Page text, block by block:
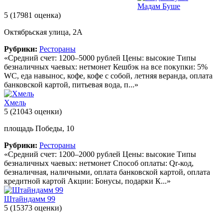
Мадам Буше
5 (17981 оценка)
Октябрьская улица, 2А
Рубрики: Рестораны
«Средний счет: 1200–5000 рублей Цены: высокие Типы
безналичных чаевых: нетмонет Кешбэк на все покупки: 5%
WC, еда навынос, кофе, кофе с собой, летняя веранда, оплата
банковской картой, питьевая вода, п...»
Хмель
5 (21043 оценки)
площадь Победы, 10
Рубрики: Рестораны
«Средний счет: 1200–2000 рублей Цены: высокие Типы
безналичных чаевых: нетмонет Способ оплаты: Qr-код,
безналичная, наличными, оплата банковской картой, оплата
кредитной картой Акции: Бонусы, подарки К...»
Штайндамм 99
5 (15373 оценки)